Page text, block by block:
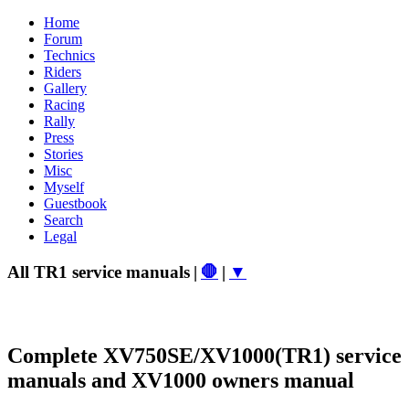
Home
Forum
Technics
Riders
Gallery
Racing
Rally
Press
Stories
Misc
Myself
Guestbook
Search
Legal
All TR1 service manuals | 🛑 | ▼
Complete XV750SE/XV1000(TR1) service
manuals and XV1000 owners manual